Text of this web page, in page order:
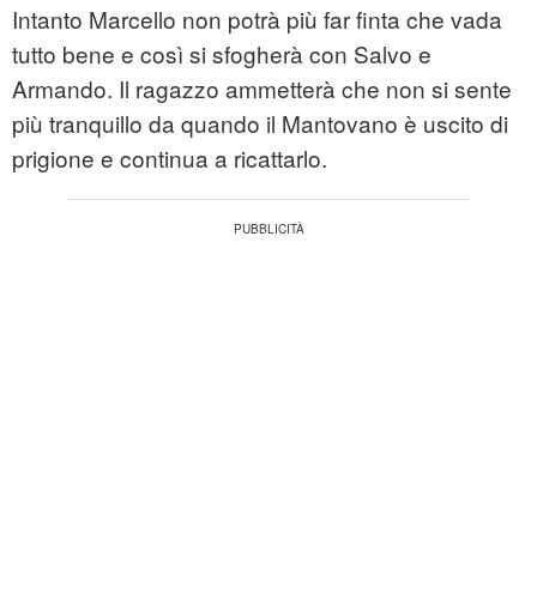
Intanto Marcello non potrà più far finta che vada
tutto bene e così si sfogherà con Salvo e
Armando. Il ragazzo ammetterà che non si sente
più tranquillo da quando il Mantovano è uscito di
prigione e continua a ricattarlo.